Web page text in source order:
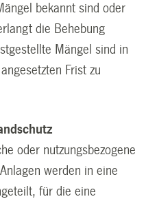
bekannt sind oder
die Behebung
Mängel sind in
Frist zu
oder nutzungsbezogene
werden in eine
für die eine